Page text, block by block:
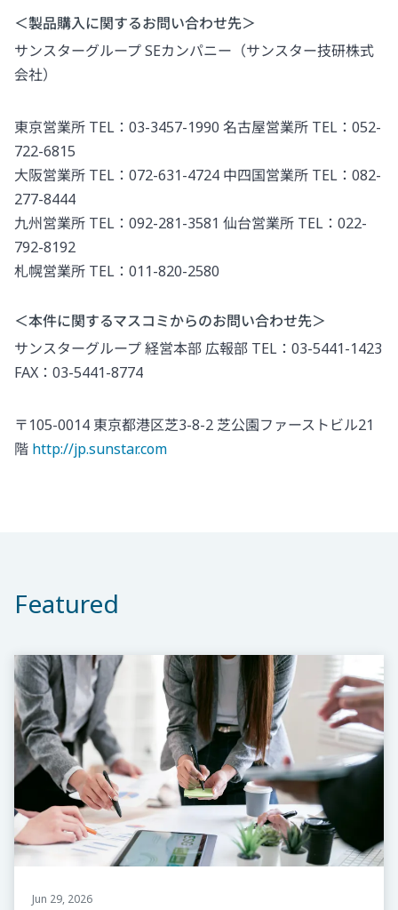
＜製品購入に関するお問い合わせ先＞
サンスターグループ SEカンパニー（サンスター技研株式
会社）
東京営業所 TEL：03-3457-1990 名古屋営業所 TEL：052-
722-6815
大阪営業所 TEL：072-631-4724 中四国営業所 TEL：082-
277-8444
九州営業所 TEL：092-281-3581 仙台営業所 TEL：022-
792-8192
札幌営業所 TEL：011-820-2580
＜本件に関するマスコミからのお問い合わせ先＞
サンスターグループ 経営本部 広報部 TEL：03-5441-1423
FAX：03-5441-8774
〒105-0014 東京都港区芝3-8-2 芝公園ファーストビル21
階 http://jp.sunstar.com
Featured
Jun 29, 2026